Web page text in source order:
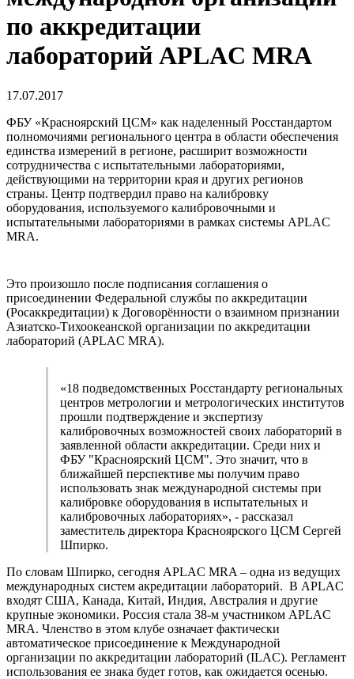
по аккредитации
лабораторий APLAC MRA
17.07.2017
ФБУ «Красноярский ЦСМ» как наделенный Росстандартом
полномочиями регионального центра в области обеспечения
единства измерений в регионе, расширит возможности
сотрудничества с испытательными лабораториями,
действующими на территории края и других регионов
страны. Центр подтвердил право на калибровку
оборудования, используемого калибровочными и
испытательными лабораториями в рамках системы APLAC
MRA.
Это произошло после подписания соглашения о
присоединении Федеральной службы по аккредитации
(Росаккредитации) к Договорённости о взаимном признании
Азиатско-Тихоокеанской организации по аккредитации
лабораторий (APLAC MRA).
«18 подведомственных Росстандарту региональных
центров метрологии и метрологических институтов
прошли подтверждение и экспертизу
калибровочных возможностей своих лабораторий в
заявленной области аккредитации. Среди них и
ФБУ "Красноярский ЦСМ". Это значит, что в
ближайшей перспективе мы получим право
использовать знак международной системы при
калибровке оборудования в испытательных и
калибровочных лабораториях», - рассказал
заместитель директора Красноярского ЦСМ Сергей
Шпирко.
По словам Шпирко, сегодня APLAC MRA – одна из ведущих
международных систем акредитации лабораторий. В APLAC
входят США, Канада, Китай, Индия, Австралия и другие
крупные экономики. Россия стала 38-м участником APLAC
MRA. Членство в этом клубе означает фактически
автоматическое присоединение к Международной
организации по аккредитации лабораторий (ILAC). Регламент
использования ее знака будет готов, как ожидается осенью.